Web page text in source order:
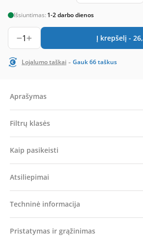
Išsiuntimas: 1-2 darbo dienos
1 Į krepšelį -
Lojalumo taškai - Gauk66taškus
Aprašymas
Filtrų klasės
Kaip pasikeisti
Atsiliepimai
Techninė informacija
Pristatymas ir grąžinimas